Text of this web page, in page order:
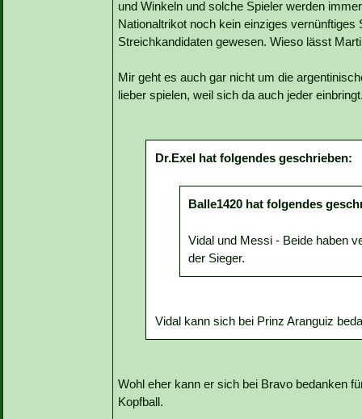
und Winkeln und solche Spieler werden
Nationaltrikot noch kein einziges
Streichkandidaten gewesen. Wieso lässt
Mir geht es auch gar nicht um die
lieber spielen, weil sich da auch jeder
Dr.Exel hat folgendes geschrieben:
Balle1420 hat folgendes
Vidal und Messi - Beide haben
der Sieger.
Vidal kann sich bei Prinz Aranguiz
Wohl eher kann er sich bei Bravo bedanken
Kopfball.